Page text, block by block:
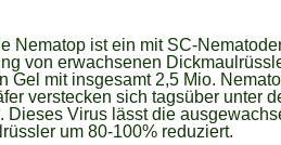
Nematop ist ein mit SC-
von erwachsenen
Gel mit insgesamt 2,5 Mio.
verstecken sich tagsüber unter
Dieses Virus lässt die
um 80-100% reduziert.